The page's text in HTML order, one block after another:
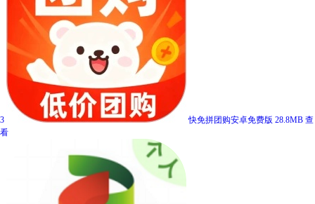
3 快免拼团购安卓免费版 28.8MB 查
看